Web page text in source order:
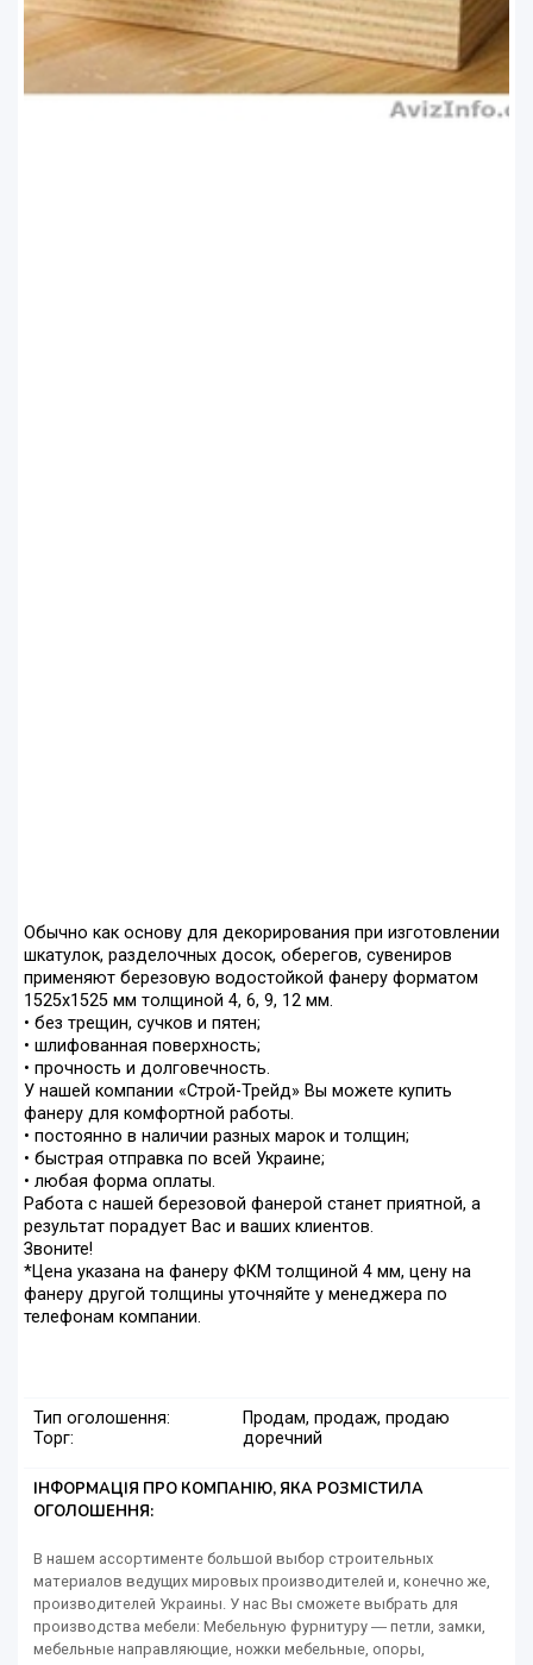
Обычно как основу для декорирования при изготовлении
шкатулок, разделочных досок, оберегов, сувениров
применяют березовую водостойкой фанеру форматом
1525х1525 мм толщиной 4, 6, 9, 12 мм.
• без трещин, сучков и пятен;
• шлифованная поверхность;
• прочность и долговечность.
У нашей компании «Строй-Трейд» Вы можете купить
фанеру для комфортной работы.
• постоянно в наличии разных марок и толщин;
• быстрая отправка по всей Украине;
• любая форма оплаты.
Работа с нашей березовой фанерой станет приятной, а
результат порадует Вас и ваших клиентов.
Звоните!
*Цена указана на фанеру ФКМ толщиной 4 мм, цену на
фанеру другой толщины уточняйте у менеджера по
телефонам компании.
Тип оголошення:
Продам, продаж, продаю
Торг:
доречний
ІНФОРМАЦІЯ ПРО КОМПАНІЮ, ЯКА РОЗМІСТИЛА
ОГОЛОШЕННЯ:
В нашем ассортименте большой выбор строительных
материалов ведущих мировых производителей и, конечно же,
производителей Украины. У нас Вы сможете выбрать для
производства мебели: Мебельную фурнитуру ― петли, замки,
мебельные направляющие, ножки мебельные, опоры,